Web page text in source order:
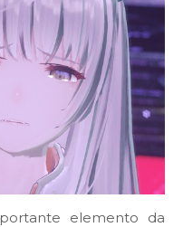
elemento da